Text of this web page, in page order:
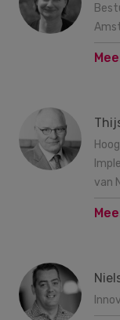
van